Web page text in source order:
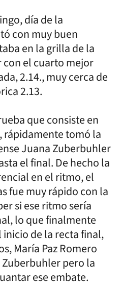
día de la
con muy buen
en la grilla de la
con el cuarto mejor
2.14., muy cerca de
2.13.
que consiste en
rápidamente tomó la
Juana Zuberbuhler
el final. De hecho la
en el ritmo, el
fue muy rápido con la
si ese ritmo sería
lo que finalmente
de la recta final,
María Paz Romero
pero la
ese embate.